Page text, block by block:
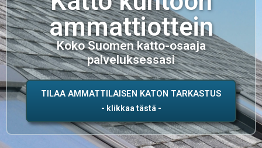
ammattiottein
Koko Suomen katto-osaaja
palveluksessasi
TILAA AMMATTILAISEN KATON TARKASTUS